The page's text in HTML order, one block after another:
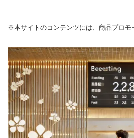
※本サイトのコンテンツには、商品プロモ